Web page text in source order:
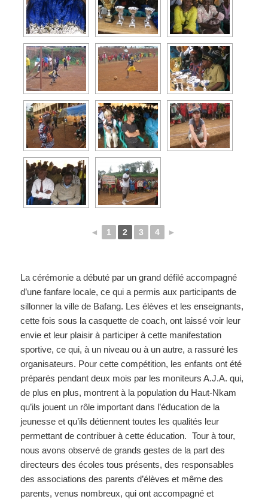
◄ 1 2 3 4 ►
La cérémonie a débuté par un grand défilé accompagné
d’une fanfare locale, ce qui a permis aux participants de
sillonner la ville de Bafang. Les élèves et les enseignants,
cette fois sous la casquette de coach, ont laissé voir leur
envie et leur plaisir à participer à cette manifestation
sportive, ce qui, à un niveau ou à un autre, a rassuré les
organisateurs. Pour cette compétition, les enfants ont été
préparés pendant deux mois par les moniteurs A.J.A. qui,
de plus en plus, montrent à la population du Haut-Nkam
qu’ils jouent un rôle important dans l’éducation de la
jeunesse et qu’ils détiennent toutes les qualités leur
permettant de contribuer à cette éducation. Tour à tour,
nous avons observé de grands gestes de la part des
directeurs des écoles tous présents, des responsables
des associations des parents d’élèves et même des
parents, venus nombreux, qui ont accompagné et